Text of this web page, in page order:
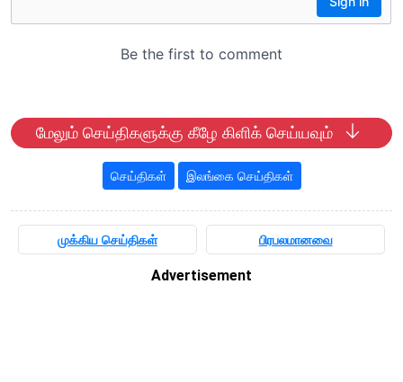
மேலும் செய்திகளுக்கு கீழே கிளிக் செய்யவும்
செய்திகள் இலங்கை செய்திகள்
முக்கிய செய்திகள் பிரபலமானவை
Advertisement